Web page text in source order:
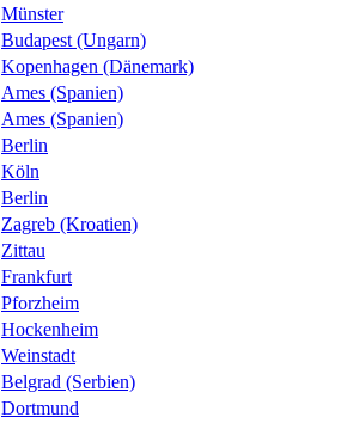
Münster
Budapest (Ungarn)
Kopenhagen (Dänemark)
Ames (Spanien)
Ames (Spanien)
Berlin
Köln
Berlin
Zagreb (Kroatien)
Zittau
Frankfurt
Pforzheim
Hockenheim
Weinstadt
Belgrad (Serbien)
Dortmund